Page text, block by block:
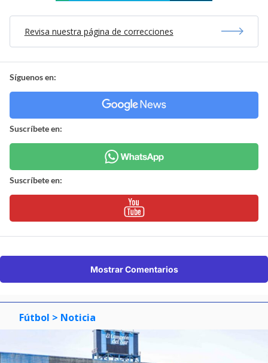
Revisa nuestra página de correcciones
Síguenos en:
Suscríbete en:
Suscríbete en:
Mostrar Comentarios
Fútbol > Noticia